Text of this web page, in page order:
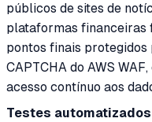
públicos de sites de
plataformas financeiras
pontos finais protegidos
CAPTCHA do AWS
acesso contínuo aos
Testes automatizados